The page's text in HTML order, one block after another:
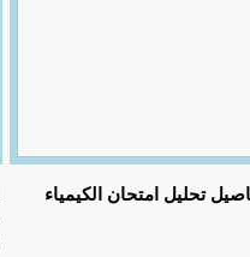
تحليل امتحان الكيمياء